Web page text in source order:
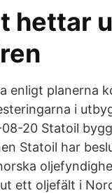
hettar
enligt planerna
i
20 Statoil
Statoil har
ett oljefält i